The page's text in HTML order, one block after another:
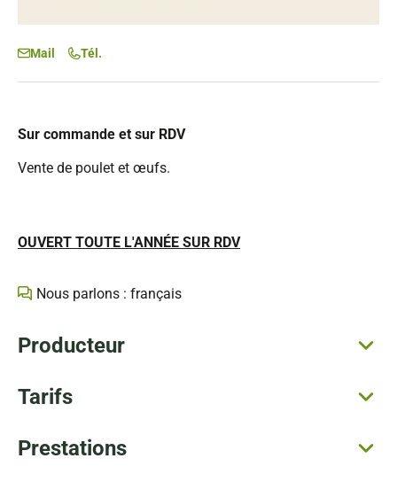
Sur commande et sur RDV
Vente de poulet et œufs.
OUVERT TOUTE L'ANNÉE SUR RDV
Nous parlons : français
Producteur
Tarifs
Prestations
Mail Tél.